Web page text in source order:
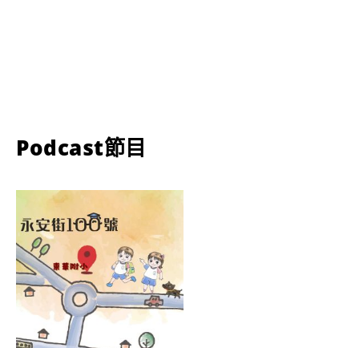
Podcast節目